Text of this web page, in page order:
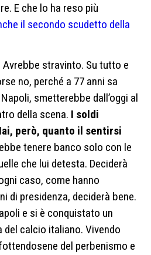
E che lo ha reso più
il secondo scudetto della
Avrebbe stravinto. Su tutto e
no, perché a 77 anni sa
smetterebbe dall’oggi al
della scena. I soldi
però, quanto il sentirsi
tenere banco solo con le
che lui detesta. Deciderà
caso, come hanno
di presidenza, deciderà bene.
e si è conquistato un
del calcio italiano. Vivendo
del perbenismo e